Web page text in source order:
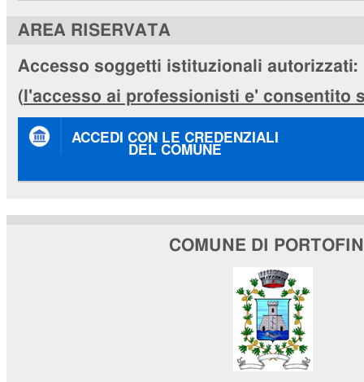
AREA RISERVATA
Accesso soggetti istituzionali autorizzati:
( l'accesso ai professionisti e' consentito
ACCEDI CON LE CREDENZIALI
DEL COMUNE
COMUNE DI